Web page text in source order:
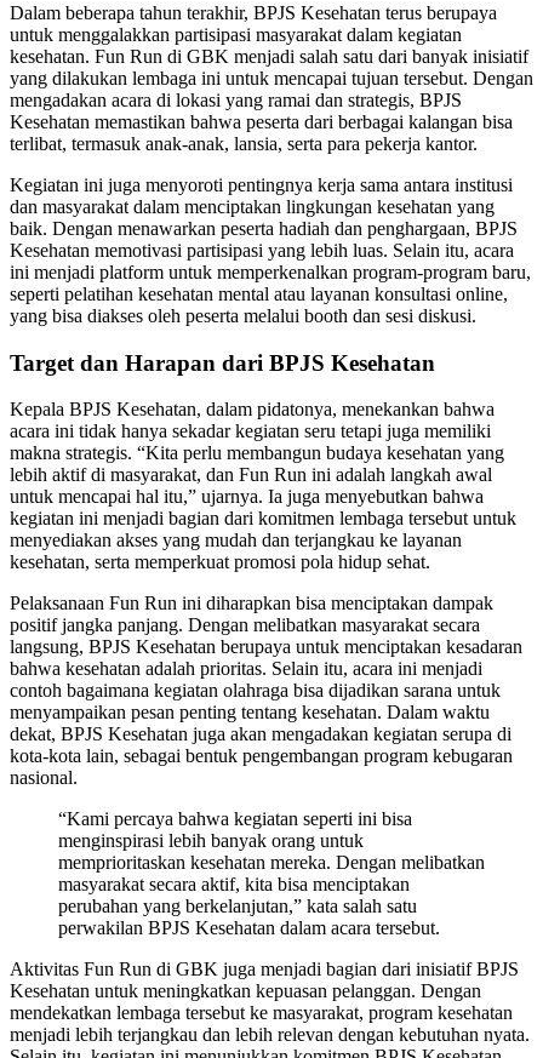
Dalam beberapa tahun terakhir, BPJS Kesehatan terus berupaya
untuk menggalakkan partisipasi masyarakat dalam kegiatan
kesehatan. Fun Run di GBK menjadi salah satu dari banyak inisiatif
yang dilakukan lembaga ini untuk mencapai tujuan tersebut. Dengan
mengadakan acara di lokasi yang ramai dan strategis, BPJS
Kesehatan memastikan bahwa peserta dari berbagai kalangan bisa
terlibat, termasuk anak-anak, lansia, serta para pekerja kantor.
Kegiatan ini juga menyoroti pentingnya kerja sama antara institusi
dan masyarakat dalam menciptakan lingkungan kesehatan yang
baik. Dengan menawarkan peserta hadiah dan penghargaan, BPJS
Kesehatan memotivasi partisipasi yang lebih luas. Selain itu, acara
ini menjadi platform untuk memperkenalkan program-program baru,
seperti pelatihan kesehatan mental atau layanan konsultasi online,
yang bisa diakses oleh peserta melalui booth dan sesi diskusi.
Target dan Harapan dari BPJS Kesehatan
Kepala BPJS Kesehatan, dalam pidatonya, menekankan bahwa
acara ini tidak hanya sekadar kegiatan seru tetapi juga memiliki
makna strategis. “Kita perlu membangun budaya kesehatan yang
lebih aktif di masyarakat, dan Fun Run ini adalah langkah awal
untuk mencapai hal itu,” ujarnya. Ia juga menyebutkan bahwa
kegiatan ini menjadi bagian dari komitmen lembaga tersebut untuk
menyediakan akses yang mudah dan terjangkau ke layanan
kesehatan, serta memperkuat promosi pola hidup sehat.
Pelaksanaan Fun Run ini diharapkan bisa menciptakan dampak
positif jangka panjang. Dengan melibatkan masyarakat secara
langsung, BPJS Kesehatan berupaya untuk menciptakan kesadaran
bahwa kesehatan adalah prioritas. Selain itu, acara ini menjadi
contoh bagaimana kegiatan olahraga bisa dijadikan sarana untuk
menyampaikan pesan penting tentang kesehatan. Dalam waktu
dekat, BPJS Kesehatan juga akan mengadakan kegiatan serupa di
kota-kota lain, sebagai bentuk pengembangan program kebugaran
nasional.
“Kami percaya bahwa kegiatan seperti ini bisa
menginspirasi lebih banyak orang untuk
memprioritaskan kesehatan mereka. Dengan melibatkan
masyarakat secara aktif, kita bisa menciptakan
perubahan yang berkelanjutan,” kata salah satu
perwakilan BPJS Kesehatan dalam acara tersebut.
Aktivitas Fun Run di GBK juga menjadi bagian dari inisiatif BPJS
Kesehatan untuk meningkatkan kepuasan pelanggan. Dengan
mendekatkan lembaga tersebut ke masyarakat, program kesehatan
menjadi lebih terjangkau dan lebih relevan dengan kebutuhan nyata.